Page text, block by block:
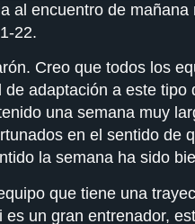
al encuentro de
22.
Creo que todos los
adaptación a este
una semana muy
en el sentido de
la semana ha sido
que tiene una
un gran entrenador,